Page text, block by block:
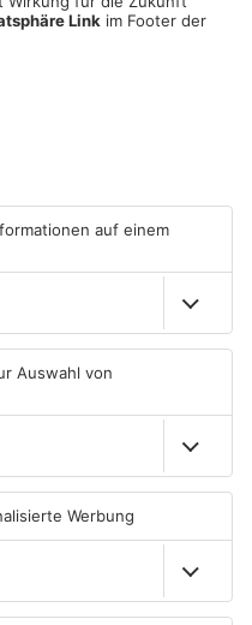
erhebliche Mängel auf
06.08.2026, 06:37 UHR IN